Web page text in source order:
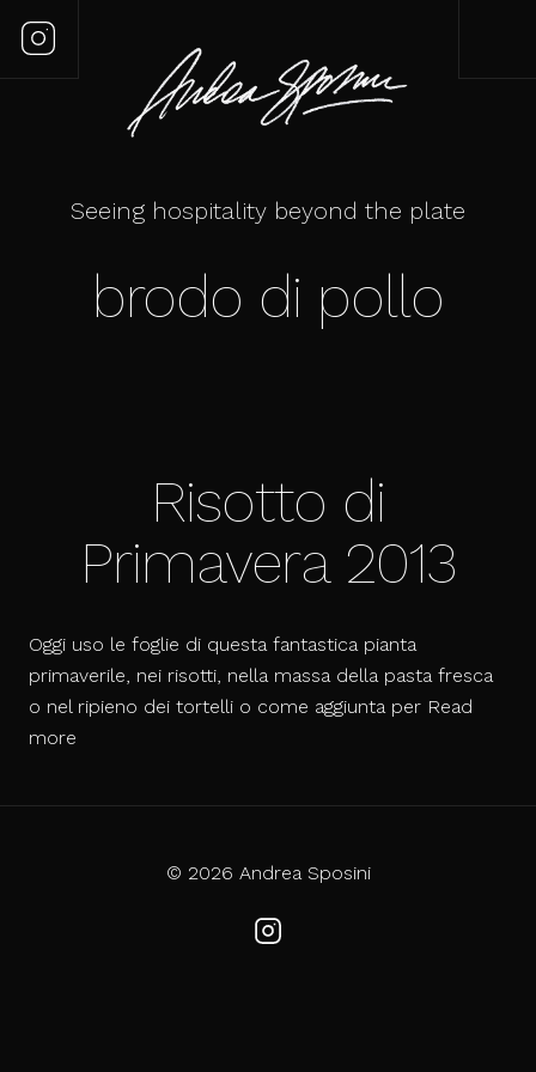
Seeing hospitality beyond the plate
brodo di pollo
Risotto di
Primavera 2013
Oggi uso le foglie di questa fantastica pianta
primaverile, nei risotti, nella massa della pasta fresca
o nel ripieno dei tortelli o come aggiunta per Read
more
© 2026 Andrea Sposini